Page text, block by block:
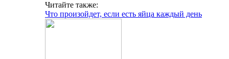
Читайте также:
Что произойдет, если есть яйца каждый день